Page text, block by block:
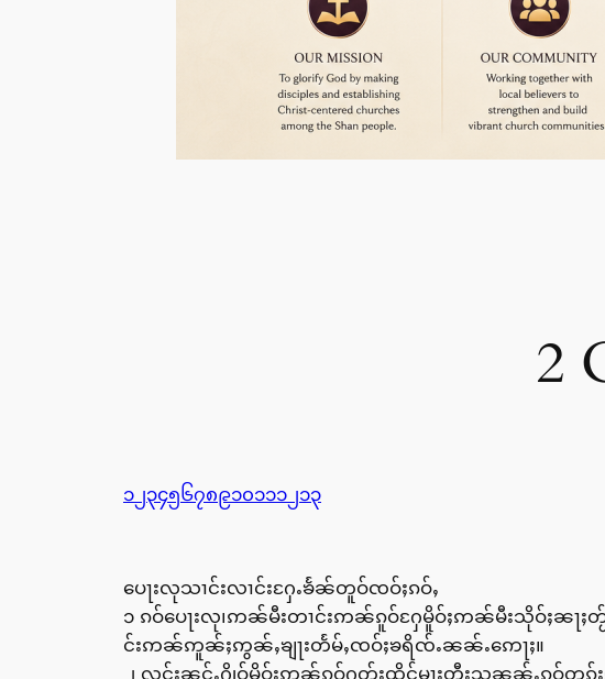
2
၁ ၂၃၄၅၆၇၈၉၁၀၁၁၁၂၁၃
ပေႃးလုသၢင်းလၢင်းႁႄႉၶႅၼ်တူဝ်ၸဝ်ႈၵဝ်ႇ
၁ ၵဝ်ပေႃးလု၊ဢၼ်မီးတၢင်းဢၼ်ၵူဝ်ႁႄမိူဝ်ႈဢၼ်မီးသိုဝ်ႈၼႃ
င်းဢၼ်ဢူၼ်ႈဢွၼ်ႇၶျႃးတႅမ်ႇၸဝ်ႈၶရိၸ်ႉၼၼ်ႉဢေႃႈ။
၂ လွင်ႈၼင်ႇႁိုဝ်မိူဝ်ႈဢၼ်ၵဝ်ႁွတ်ႈထိုင်မႃးတီႈသူၼၼ်ႉၵဝ်တ